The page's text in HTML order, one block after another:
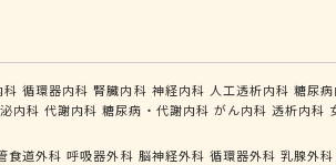
科 循環器内科 腎臓内科 神経内科 人工透析内科 糖尿
内科 代謝内科 糖尿病・代謝内科 がん内科 透析内科
食道外科 呼吸器外科 脳神経外科 循環器外科 乳腺外科